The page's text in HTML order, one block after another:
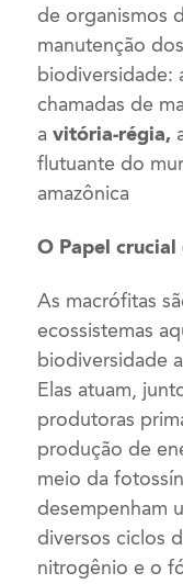
de organismos
manutenção
biodiversidade:
chamadas de
avitória-régia,
flutuante do
amazônica
O Papel
As macrófitas
ecossistemas
biodiversidade
Elas atuam,
produtoras
produção de
meio da
desempenham
diversos ciclos
nitrogênio e o